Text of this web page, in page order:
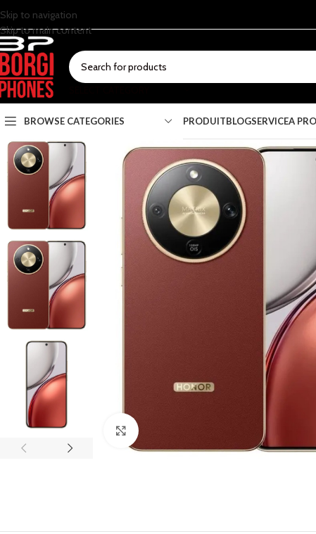
Skip to navigation
Skip to main content
BROWSE CATEGORIES PRODUITBLOGSERVICEA